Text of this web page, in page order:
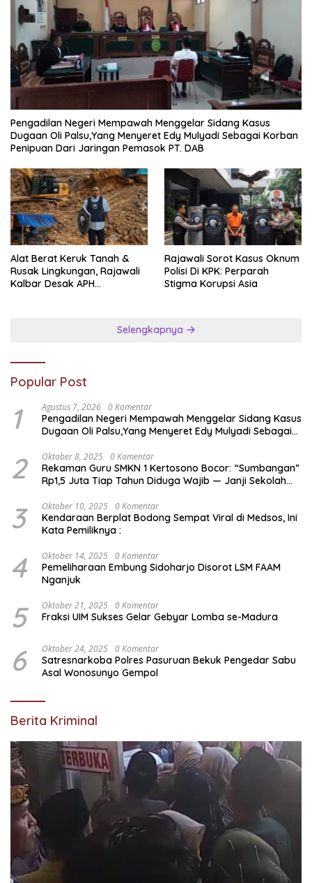
Pengadilan Negeri Mempawah Menggelar Sidang Kasus
Dugaan Oli Palsu,Yang Menyeret Edy Mulyadi Sebagai Korban
Penipuan Dari Jaringan Pemasok PT. DAB
Alat Berat Keruk Tanah &
Rusak Lingkungan, Rajawali
Kalbar Desak APH
Rajawali Sorot Kasus Oknum
Polisi Di KPK: Perparah
Stigma Korupsi Asia
Selengkapnya
Popular Post
1 Agustus 7, 2026 0 Komentar
Pengadilan Negeri Mempawah Menggelar Sidang Kasus
Dugaan Oli Palsu,Yang Menyeret Edy Mulyadi Sebagai
2 Oktober 8, 2025 0 Komentar
Rekaman Guru SMKN 1 Kertosono Bocor: “Sumbangan”
Rp1,5 Juta Tiap Tahun Diduga Wajib — Janji Sekolah
3 Oktober 10, 2025 0 Komentar
Kendaraan Berplat Bodong Sempat Viral di Medsos, Ini
Kata Pemiliknya :
4 Oktober 14, 2025 0 Komentar
Pemeliharaan Embung Sidoharjo Disorot LSM FAAM
Nganjuk
5 Oktober 21, 2025 0 Komentar
Fraksi UIM Sukses Gelar Gebyar Lomba se-Madura
6 Oktober 24, 2025 0 Komentar
Satresnarkoba Polres Pasuruan Bekuk Pengedar Sabu
Asal Wonosunyo Gempol
Berita Kriminal